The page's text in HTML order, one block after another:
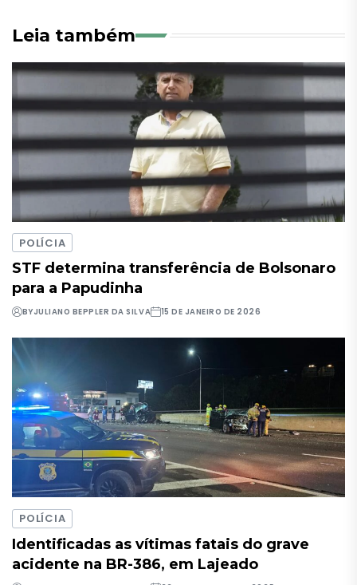
Leia também
POLÍCIA
STF determina transferência de Bolsonaro
para a Papudinha
BYJULIANO BEPPLER DA SILVA 15 DE JANEIRO DE 2026
POLÍCIA
Identificadas as vítimas fatais do grave
acidente na BR-386, em Lajeado